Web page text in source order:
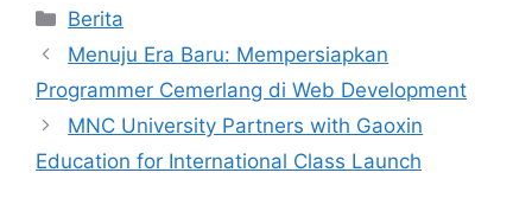
Kategori
Berita
Menuju Era Baru: Mempersiapkan
Programmer Cemerlang di Web Development
MNC University Partners with Gaoxin
Education for International Class Launch